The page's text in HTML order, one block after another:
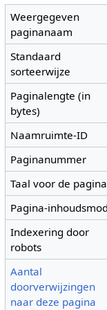
Weergegeven
paginanaam
Standaard
sorteerwijze
Paginalengte (in
bytes)
Naamruimte-ID
Paginanummer
Taal voor de pagina
Pagina-
Indexering door
robots
Aantal
doorverwijzingen
naar deze pagina